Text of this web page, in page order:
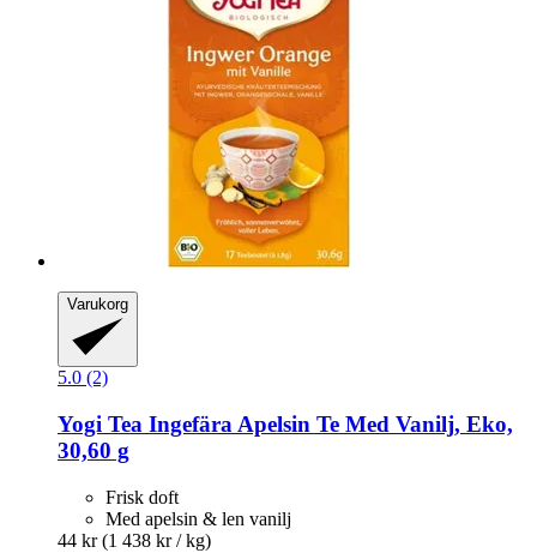
Varukorg
5.0 (2)
Yogi Tea Ingefära Apelsin Te Med Vanilj, Eko,
30,60 g
Frisk doft
Med apelsin & len vanilj
44 kr (1 438 kr / kg)